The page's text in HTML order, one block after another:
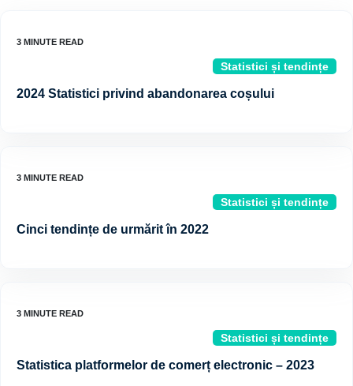
Statistici și tendințe
2024 Statistici privind abandonarea coșului
Statistici și tendințe
Cinci tendințe de urmărit în 2022
Statistici și tendințe
Statistica platformelor de comerț electronic – 2023